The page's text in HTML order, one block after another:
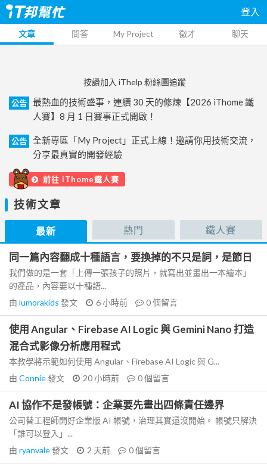
登入
文章 問答 My Project 徵才 聊天
按讚加入 iThelp 粉絲團追蹤
公告
最熱血的技術盛事，連續 30 天的修煉【2026 iThome 鐵
人賽】8 月 1 日賽事正式開啟！
公告
全新專區「My Project」正式上線！邀請你用技術交流，
分享最真實的開發經驗
前往 iThome鐵人賽
技術文章
最新 熱門 鐵人賽
同一篇內容翻成十種語言，要換掉的不只是詞，是節日
我們做的是一套「上傳一張孩子的照片，就寫出並畫出一本繪本」
的產品，內容要以十種語...
由 lumorakids 發文 6 小時前 0個留言
使用 Angular、Firebase AI Logic 與 Gemini Nano 打造
混合式影像分析應用程式
本教學將示範如何使用 Angular、Firebase AI Logic 與 G...
由 Connie發文 20 小時前 0個留言
AI 協作不是發帳號：企業要先畫出四條責任邊界
公司替工程師開好企業版 AI 帳號，治理其實還沒開始。 帳號只解決
「誰可以登入」...
由 ryanvale發文 2 天前 0個留言